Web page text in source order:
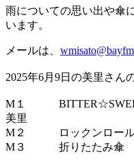
雨についての思い出や傘
います。
メールは、
2025年6月9日の美里さん
M１
美里
M２ ロックンロール
M３ 折りたたみ